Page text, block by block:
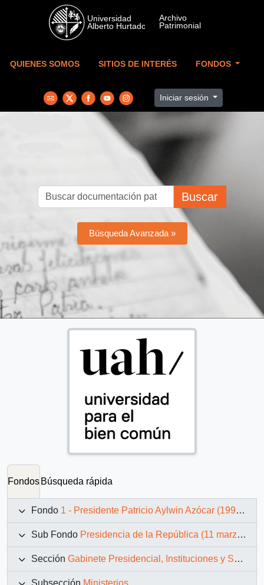
Skip to main content
QUIENES SOMOS SITIOS DE INTERÉS FONDOS
Iniciar sesión
Buscar
Búsqueda Avanzada »
Fondos Búsqueda rápida
Fondo 1 - Presidente Patricio Aylwin Azócar (1990-1994)
Sub Fondo Presidencia de la República (11 marzo 1990 – 11 marzo 1994)
Sección Gabinete Presidencial, Instituciones y Servicios